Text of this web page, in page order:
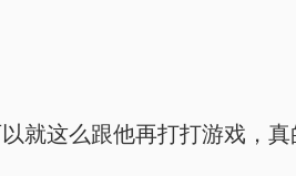
就这么跟他再打打游戏，